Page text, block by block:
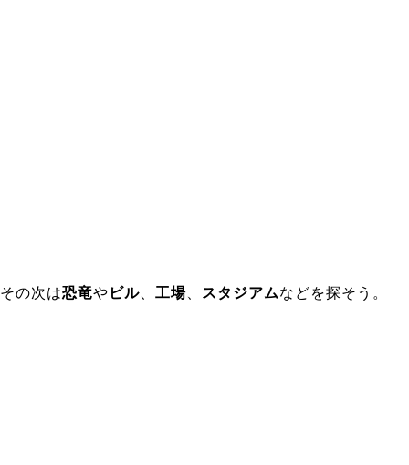
その次は恐竜や ビル 工場 スタジアムなどを探そう。